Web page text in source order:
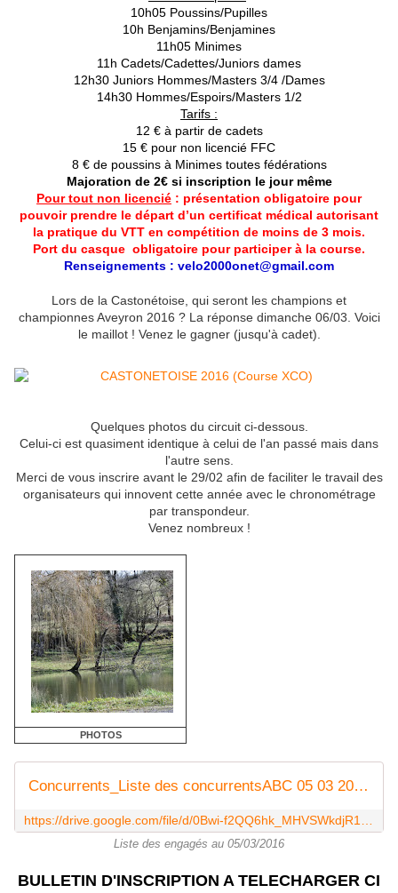
10h05 Poussins/Pupilles
10h Benjamins/Benjamines
11h05 Minimes
11h Cadets/Cadettes/Juniors dames
12h30 Juniors Hommes/Masters 3/4 /Dames
14h30 Hommes/Espoirs/Masters 1/2
Tarifs :
12 € à partir de cadets
15 € pour non licencié FFC
8 € de poussins à Minimes toutes fédérations
Majoration de 2€ si inscription le jour même
Pour tout non licencié : présentation obligatoire pour
pouvoir prendre le départ d’un certificat médical autorisant
la pratique du VTT en compétition de moins de 3 mois.
Port du casque obligatoire pour participer à la course.
Renseignements : velo2000onet@gmail.com
Lors de la Castonétoise, qui seront les champions et
championnes Aveyron 2016 ? La réponse dimanche 06/03. Voici
le maillot ! Venez le gagner (jusqu'à cadet).
Quelques photos du circuit ci-dessous.
Celui-ci est quasiment identique à celui de l'an passé mais dans
l'autre sens.
Merci de vous inscrire avant le 29/02 afin de faciliter le travail des
organisateurs qui innovent cette année avec le chronométrage
par transpondeur.
Venez nombreux !
PHOTOS
Concurrents_Liste des concurrentsABC 05 03 2016.pdf
Liste des engagés au 05/03/2016
BULLETIN D'INSCRIPTION A TELECHARGER CI